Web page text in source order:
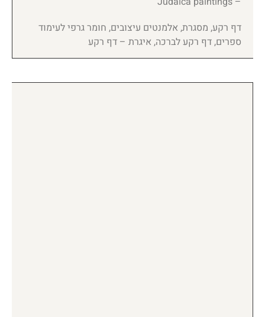
דף רקע, מסגרת, אלמנטים עיצובים, חומר גרפי לעימוד
ספרים, דף רקע לברכה, איגרת – דף רקע